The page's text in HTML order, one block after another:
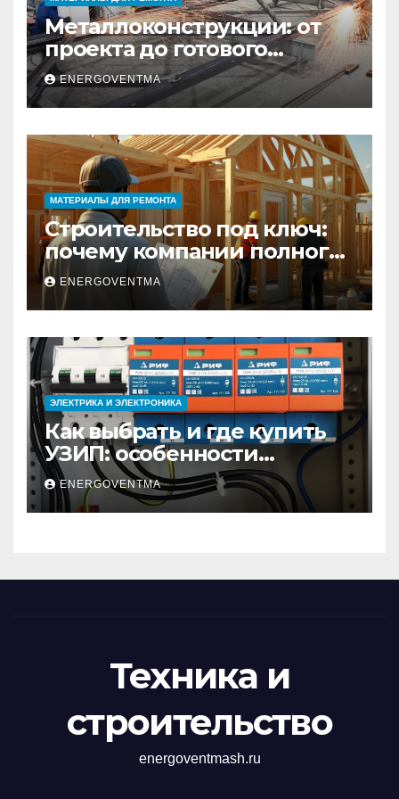
Металлоконструкции: от
проекта до готового
изделия – полный
практический гид
ENERGOVENTMA
МАТЕРИАЛЫ ДЛЯ РЕМОНТА
Строительство под ключ:
почему компании полного
цикла меняют рынок
недвижимости
ENERGOVENTMA
ЭЛЕКТРИКА И ЭЛЕКТРОНИКА
Как выбрать и где купить
УЗИП: особенности
устройств защиты от
импульсных
перенапряжений
ENERGOVENTMA
Техника и
строительство
energoventmash.ru